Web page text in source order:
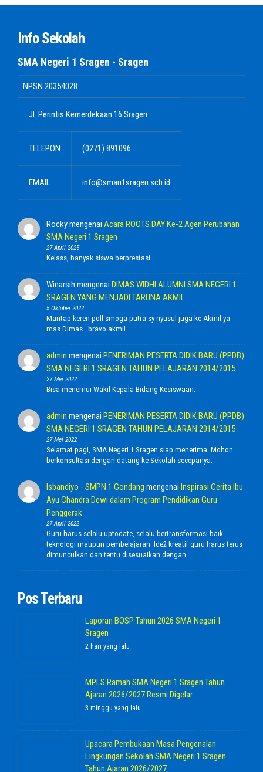
Info Sekolah
SMA Negeri 1 Sragen - Sragen
NPSN 20354028
Jl. Perintis Kemerdekaan 16 Sragen
TELEPON (0271) 891096
EMAIL info@sman1sragen.sch.id
Rockymengenai Acara ROOTS DAY Ke-2 Agen Perubahan
SMA Negeri 1 Sragen
27 April 2025
Kelass, banyak siswa berprestasi
Winarsih mengenai DIMAS WIDHI ALUMNI SMA NEGERI 1
SRAGEN YANG MENJADI TARUNA AKMIL
5 Oktober 2022
Mantap keren poll smoga putra sy nyusul juga ke Akmil ya
mas Dimas...bravo akmil
admin mengenai PENERIMAN PESERTA DIDIK BARU (PPDB)
SMA NEGERI 1 SRAGEN TAHUN PELAJARAN 2014/2015
27 Mei 2022
Bisa menemui Wakil Kepala Bidang Kesiswaan.
admin mengenai PENERIMAN PESERTA DIDIK BARU (PPDB)
SMA NEGERI 1 SRAGEN TAHUN PELAJARAN 2014/2015
27 Mei 2022
Selamat pagi, SMA Negeri 1 Sragen siap menerima. Mohon
berkonsultasi dengan datang ke Sekolah secepanya.
Isbandiyo - SMPN 1 Gondang mengenai Inspirasi Cerita Ibu
Ayu Chandra Dewi dalam Program Pendidikan Guru
Penggerak
27 April 2022
Guru harus selalu uptodate, selalu bertransformasi baik
teknologi maupun pembelajaran. Ide2 kreatif guru harus terus
dimunculkan dan tentu disesuaikan dengan…
Pos Terbaru
Laporan BOSP Tahun 2026 SMA Negeri 1
Sragen
2 hari yang lalu
MPLS Ramah SMA Negeri 1 Sragen Tahun
Ajaran 2026/2027 Resmi Digelar
3 minggu yang lalu
Upacara Pembukaan Masa Pengenalan
Lingkungan Sekolah SMA Negeri 1 Sragen
Tahun Ajaran 2026/2027